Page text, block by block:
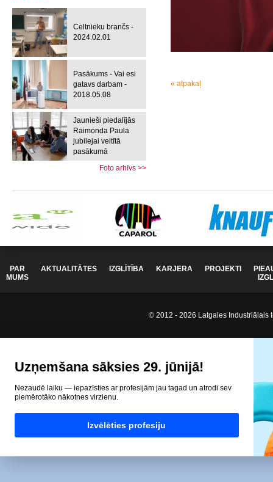
Celtnieku brančs -
2024.02.01
Pasākums - Vai esi
gatavs darbam -
2018.05.08
Jaunieši piedalījās
Raimonda Paula
jubilejai veltītā
pasākumā
Foto arhīvs >>
« atpakaļ
PAR
MUMS
AKTUALITĀTES IZGLĪTĪBA KARJERA PROJEKTI
© 2012 - 2026 Latgales Industriālais
Uzņemšana sāksies 29. jūnijā!
Nezaudē laiku — iepazīsties ar profesijām jau tagad un atrodi sev
piemērotāko nākotnes virzienu.
Izvēlēties profesiju